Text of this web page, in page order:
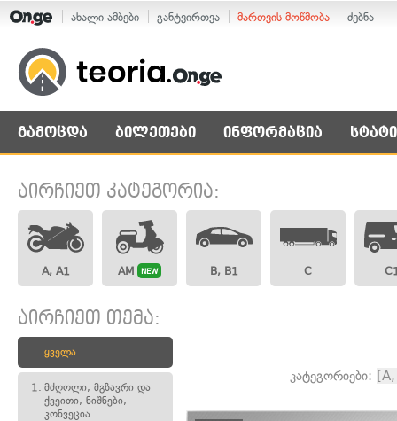
ახალი ამბები განტვირთვა მართვის მოწმობა ძებნა
გამოცდა ბილეთები ინფორმაცია
აირჩიეთ კატეგორია:
A, A1 AM NEW B, B1 C
აირჩიეთ თემა:
ყველა
1. მძღოლი, მგზავრი და
ქვეითი, ნიშნები,
კონვეცია
კატეგორიები: